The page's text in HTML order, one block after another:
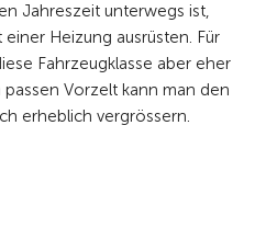
Jahreszeit unterwegs ist,
Heizung ausrüsten. Für
Fahrzeugklasse aber eher
Vorzelt kann man den
erheblich vergrössern.